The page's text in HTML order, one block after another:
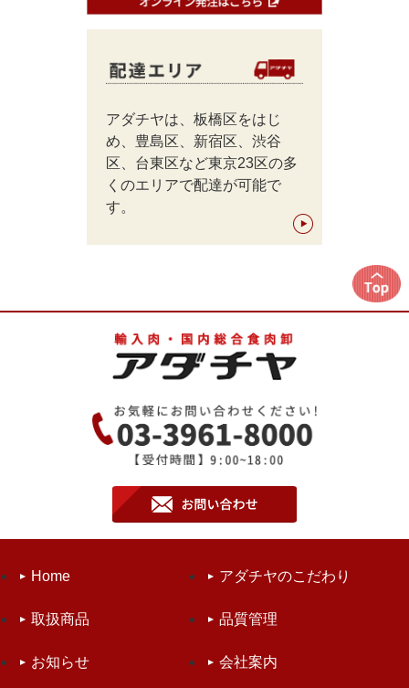
アダチヤは、板橋区をはじ
め、豊島区、新宿区、渋谷
区、台東区など東京23区の多
くのエリアで配達が可能で
す。
Home アダチヤのこだわり
取扱商品 品質管理
お知らせ 会社案内